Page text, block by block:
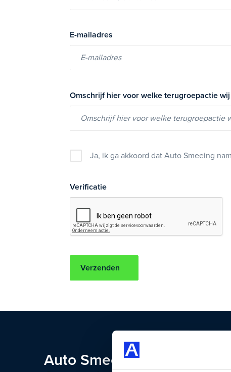
E-mailadres
Omschrijf hier voor welke terugroepactie
Ja, ik ga akkoord dat Auto Smeeing
Verificatie
Verzenden
Auto Smeeing